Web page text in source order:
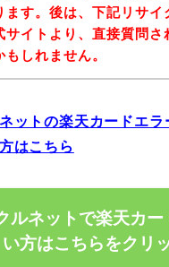
ます。後は、下記リサ
サイトより、直接質問さ
もしれません。
ットの楽天カードエ
はこちら
ルネットで楽天カ
い方はこちらをクリ